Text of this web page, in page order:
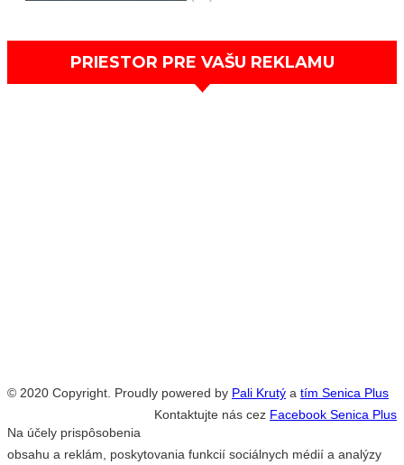
PRIESTOR PRE VAŠU REKLAMU
© 2020 Copyright. Proudly powered by Pali Krutý a tím Senica Plus
Kontaktujte nás cez Facebook Senica Plus
Na účely prispôsobenia
obsahu a reklám, poskytovania funkcií sociálnych médií a analýzy